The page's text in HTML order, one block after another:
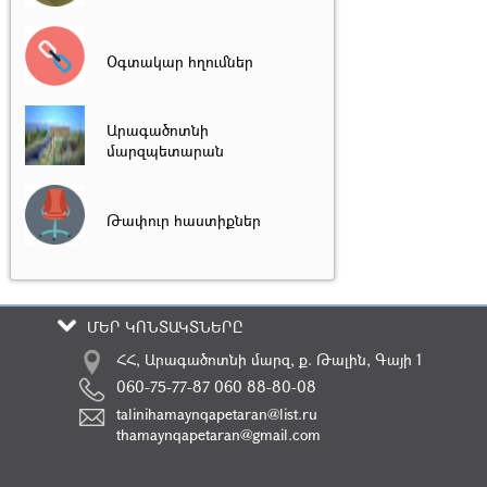
Օգտակար հղումներ
Արագածոտնի
մարզպետարան
Թափուր հաստիքներ
ՄԵՐ ԿՈՆՏԱԿՏՆԵՐԸ
ՀՀ, Արագածոտնի մարզ, ք. Թալին, Գայի 1
060-75-77-87 060 88-80-08
talinihamaynqapetaran@list.ru
thamaynqapetaran@gmail.com